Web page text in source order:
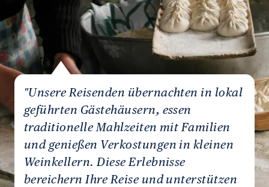
"Unsere Reisenden übernachten in lokal
geführten Gästehäusern, essen
traditionelle Mahlzeiten mit Familien
und genießen Verkostungen in kleinen
Weinkellern. Diese Erlebnisse
bereichern Ihre Reise und unterstützen